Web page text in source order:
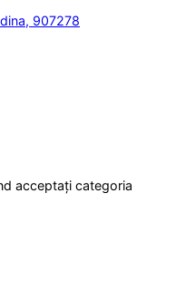
907278
acceptați categoria